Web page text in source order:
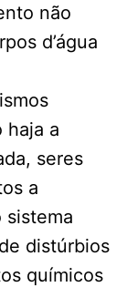
não
d’água
haja a
seres
a
sistema
distúrbios
químicos